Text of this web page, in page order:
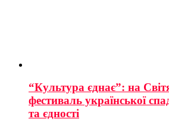
“Культура єднає”: на
фестиваль української
та єдності